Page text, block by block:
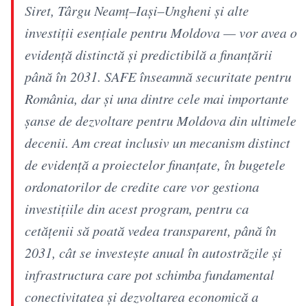
Siret, Târgu Neamț–Iași–Ungheni și alte
investiții esențiale pentru Moldova — vor avea o
evidență distinctă și predictibilă a finanțării
până în 2031. SAFE înseamnă securitate pentru
România, dar și una dintre cele mai importante
șanse de dezvoltare pentru Moldova din ultimele
decenii. Am creat inclusiv un mecanism distinct
de evidență a proiectelor finanțate, în bugetele
ordonatorilor de credite care vor gestiona
investițiile din acest program, pentru ca
cetățenii să poată vedea transparent, până în
2031, cât se investește anual în autostrăzile și
infrastructura care pot schimba fundamental
conectivitatea și dezvoltarea economică a